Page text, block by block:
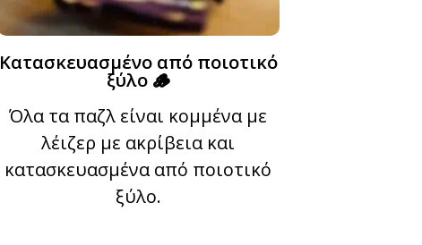
Κατασκευασμένο από ποιοτικό
ξύλο 🪵
Όλα τα παζλ είναι κομμένα με
λέιζερ με ακρίβεια και
κατασκευασμένα από ποιοτικό
ξύλο.